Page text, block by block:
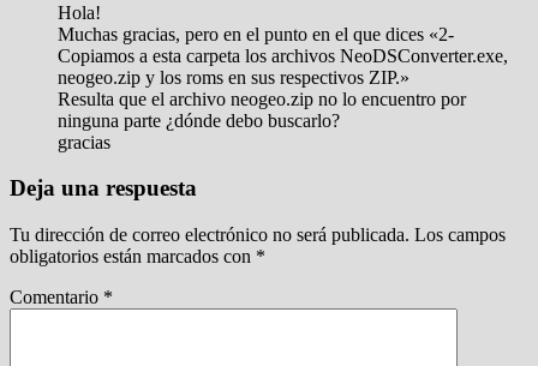
Hola!
Muchas gracias, pero en el punto en el que dices «2-
Copiamos a esta carpeta los archivos NeoDSConverter.exe,
neogeo.zip y los roms en sus respectivos ZIP.»
Resulta que el archivo neogeo.zip no lo encuentro por
ninguna parte ¿dónde debo buscarlo?
gracias
Deja una respuesta
Tu dirección de correo electrónico no será publicada. Los campos
obligatorios están marcados con *
Comentario *